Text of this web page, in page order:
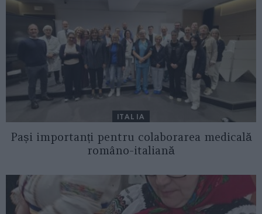
ITALIA
Pași importanți pentru colaborarea medicală
româno-italiană